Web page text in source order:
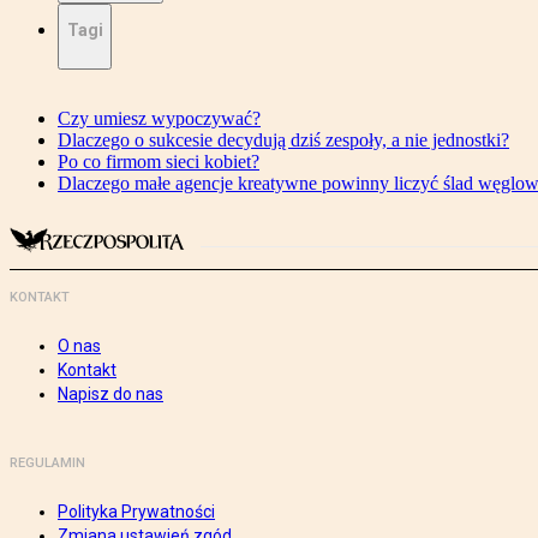
Tagi
Czy umiesz wypoczywać?
Dlaczego o sukcesie decydują dziś zespoły, a nie jednostki?
Po co firmom sieci kobiet?
Dlaczego małe agencje kreatywne powinny liczyć ślad
KONTAKT
O nas
Kontakt
Napisz do nas
REGULAMIN
Polityka Prywatności